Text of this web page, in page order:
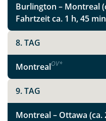
Burlington – Montreal
Fahrtzeit ca. 1 h, 45
8. TAG
MontrealOV*
9. TAG
Montreal – Ottawa (ca.